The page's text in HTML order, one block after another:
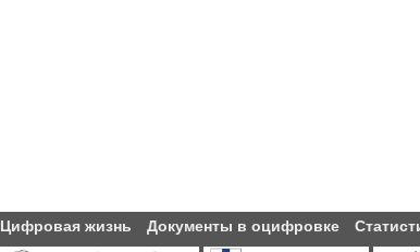
Цифровая жизнь Документы в оцифровке